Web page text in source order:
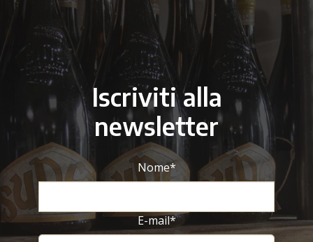
Iscriviti alla
newsletter
Nome*
E-mail*